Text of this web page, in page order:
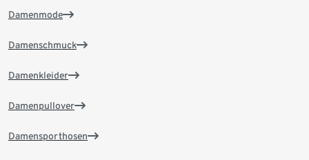
Damenmode
Damenschmuck
Damenkleider
Damenpullover
Damensporthosen